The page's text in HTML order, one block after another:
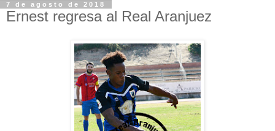
7 de agosto de 2018
Ernest regresa al Real Aranjuez